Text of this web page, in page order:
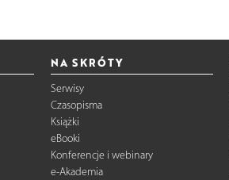
NA SKRÓTY
Serwisy
Czasopisma
Książki
eBooki
Konferencje i webinary
e-Akademia